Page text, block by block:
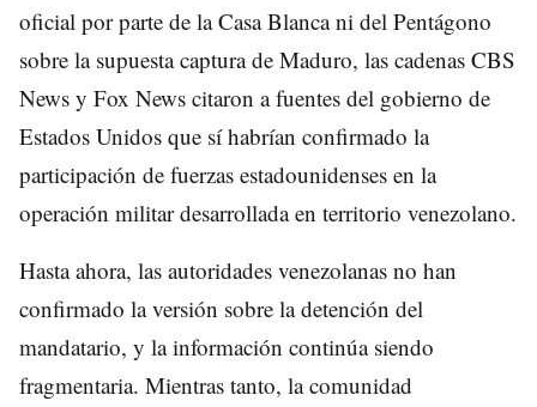
oficial por parte de la Casa Blanca ni del Pentágono
sobre la supuesta captura de Maduro, las cadenas CBS
News y Fox News citaron a fuentes del gobierno de
Estados Unidos que sí habrían confirmado la
participación de fuerzas estadounidenses en la
operación militar desarrollada en territorio venezolano.
Hasta ahora, las autoridades venezolanas no han
confirmado la versión sobre la detención del
mandatario, y la información continúa siendo
fragmentaria. Mientras tanto, la comunidad